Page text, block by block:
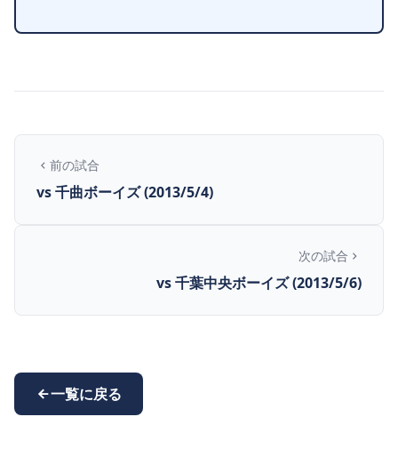
前の試合
vs 千曲ボーイズ (2013/5/4)
次の試合
vs 千葉中央ボーイズ (2013/5/6)
一覧に戻る